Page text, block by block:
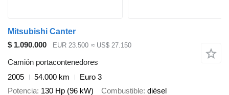
Mitsubishi Canter
$ 1.090.000
EUR 23.500 ≈ US$ 27.150
Camión portacontenedores
2005
54.000 km
Euro 3
Potencia 130 Hp (96 kW) Combustible diésel